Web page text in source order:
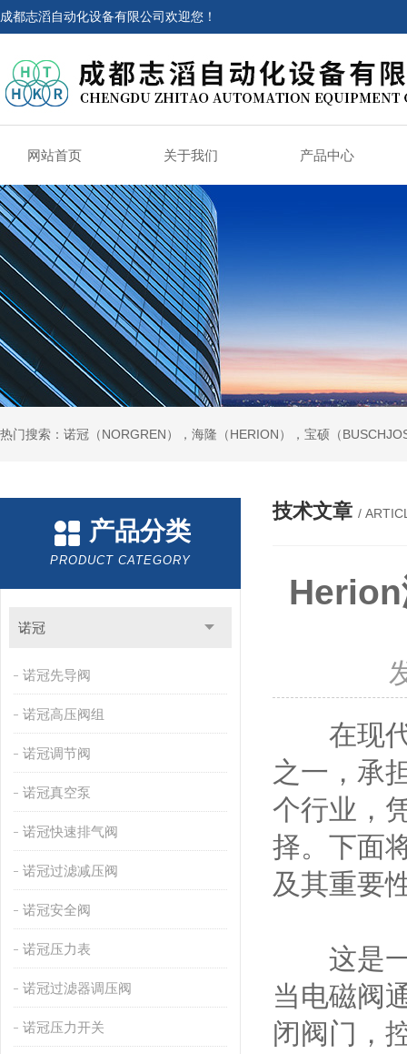
成都志滔自动化设备有限公司欢迎您！
网站首页 关于我们 产品中心
热门搜索：诺冠（NORGREN），海隆（HERION），宝硕（
产品分类
PRODUCT CATEGORY
诺冠
诺冠先导阀
诺冠高压阀组
诺冠调节阀
诺冠真空泵
诺冠快速排气阀
诺冠过滤减压阀
诺冠安全阀
诺冠压力表
诺冠过滤器调压阀
诺冠压力开关
技术文章 /
Herion
在现代
之一，承
个行业，
择。下面
及其重要
这是一
当电磁阀
闭阀门，